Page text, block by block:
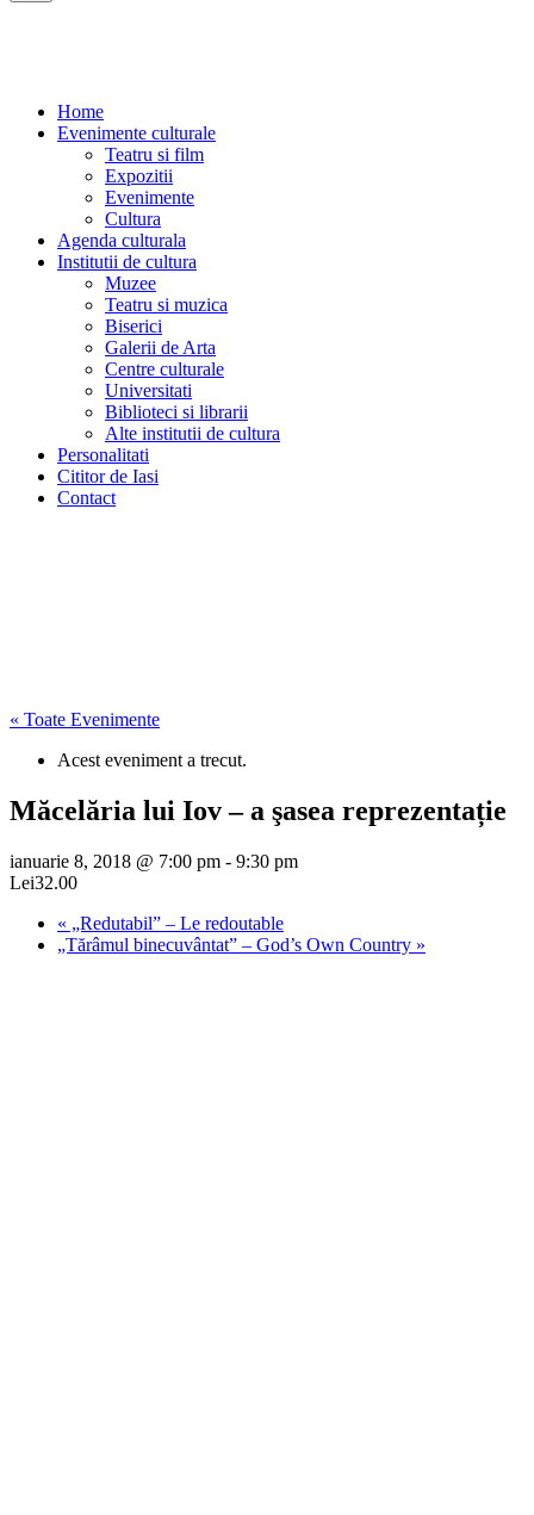
Home
Evenimente culturale
Teatru si film
Expozitii
Evenimente
Cultura
Agenda culturala
Institutii de cultura
Muzee
Teatru si muzica
Biserici
Galerii de Arta
Centre culturale
Universitati
Biblioteci si librarii
Alte institutii de cultura
Personalitati
Cititor de Iasi
Contact
« Toate Evenimente
Acest eveniment a trecut.
Măcelăria lui Iov – a şasea reprezentație
ianuarie 8, 2018 @ 7:00 pm - 9:30 pm
Lei32.00
« „Redutabil” – Le redoutable
„Tărâmul binecuvântat” – God’s Own Country »